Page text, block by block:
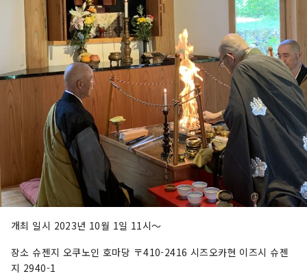
가: 오지마 히로키 제목: "빛의 눈을 색칠하다" 표
지 이미지의 무단 사용 및 복제를 금지합니다. 표지
이미지 사용에 대한 자세한 내용은 이즈시 관광정
보 웹사이트를 확인하세요.
개최 일시 2023년 10월 1일 11시～
장소 슈젠지 오쿠노인 호마당 〒410-2416 시즈오카현 이즈시 슈젠
지 2940-1